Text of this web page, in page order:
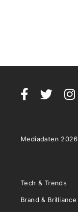
Mediadaten 2026
Tech & Trends
Brand & Brilliance